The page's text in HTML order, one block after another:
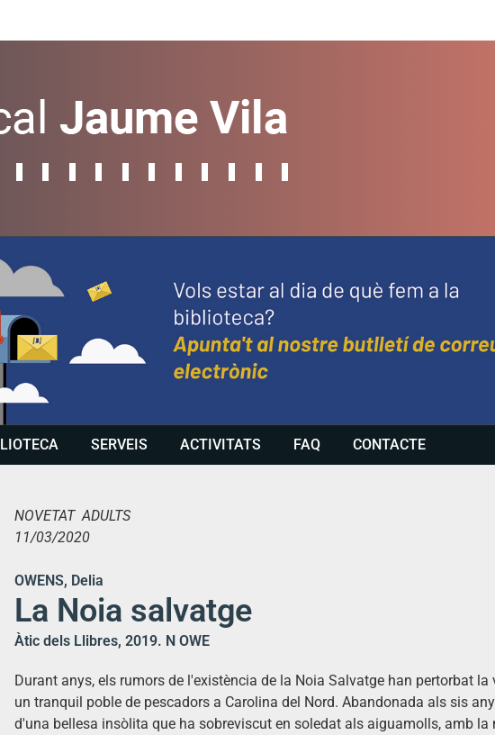
SERVEIS ACTIVITATS FAQ CONTACTE
NOVETAT ADULTS
11/03/2020
OWENS, Delia
La Noia salvatge
Àtic dels Llibres, 2019. N OWE
Durant anys, els rumors de l'existència de la Noia Salvatge han pertorbat
un tranquil poble de pescadors a Carolina del Nord. Abandonada als sis
d'una bellesa insòlita que ha sobreviscut en soledat als aiguamolls, amb